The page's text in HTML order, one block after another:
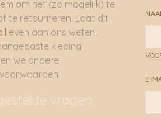
om het (zo mogelijk) te
te retourneren. Laat dit
even aan ons weten.
kleding
we andere
vragen
E-